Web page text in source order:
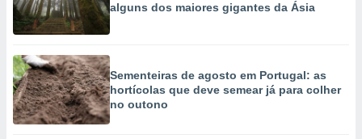
alguns dos maiores gigantes da Ásia
Sementeiras de agosto em Portugal: as
hortícolas que deve semear já para colher
no outono